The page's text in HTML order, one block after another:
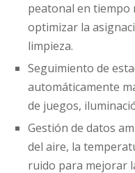
peatonal en tiempo
optimizar la
limpieza.
Seguimiento de
automáticamente
de juegos,
Gestión de datos
del aire, la
ruido para mejorar